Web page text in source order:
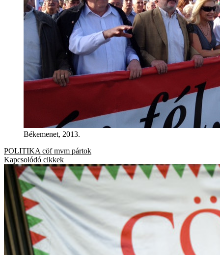
Békemenet, 2013.
POLITIKA cöf mvm pártok
Kapcsolódó cikkek